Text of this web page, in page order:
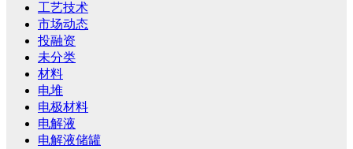
工艺技术
市场动态
投融资
未分类
材料
电堆
电极材料
电解液
电解液储罐